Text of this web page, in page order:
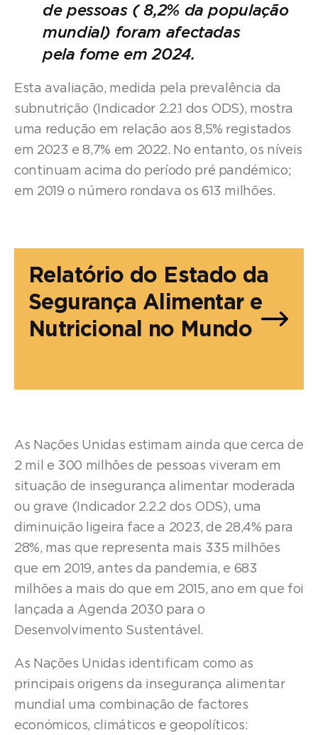
de pessoas ( 8,2% da população
mundial) foram afectadas
pela fome em 2024.
Esta avaliação, medida pela prevalência da
subnutrição (Indicador 2.2.1 dos ODS), mostra
uma redução em relação aos 8,5% registados
em 2023 e 8,7% em 2022. No entanto, os níveis
continuam acima do período pré pandémico;
em 2019 o número rondava os 613 milhões.
Relatório do Estado da
Segurança Alimentar e
Nutricional no Mundo
As Nações Unidas estimam ainda que cerca de
2 mil e 300 milhões de pessoas viveram em
situação de insegurança alimentar moderada
ou grave (Indicador 2.2.2 dos ODS), uma
diminuição ligeira face a 2023, de 28,4% para
28%, mas que representa mais 335 milhões
que em 2019, antes da pandemia, e 683
milhões a mais do que em 2015, ano em que foi
lançada a Agenda 2030 para o
Desenvolvimento Sustentável.
As Nações Unidas identificam como as
principais origens da insegurança alimentar
mundial uma combinação de factores
económicos, climáticos e geopolíticos: